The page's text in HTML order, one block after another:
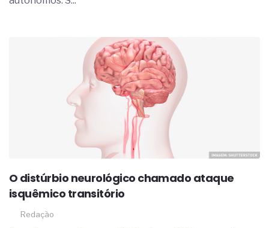
O distúrbio neurológico chamado ataque
isquêmico transitório
Redação